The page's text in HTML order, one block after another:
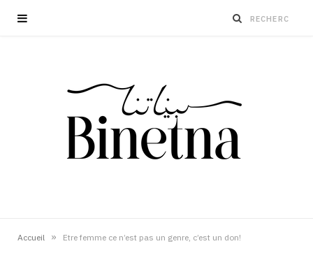
Accueil » Etre femme ce n’est pas un genre, c’est un don!